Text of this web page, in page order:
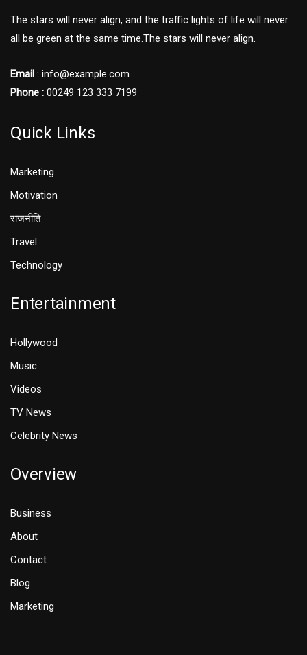
The stars will never align, and the traffic lights of life will never
all be green at the same time.The stars will never align.
Email : info@example.com
Phone : 00249 123 333 7199
Quick Links
Marketing
Motivation
राजनीति
Travel
Technology
Entertainment
Hollywood
Music
Videos
TV News
Celebrity News
Overview
Business
About
Contact
Blog
Marketing